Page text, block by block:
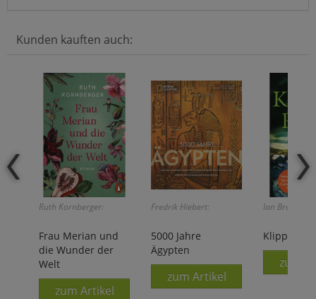
Kunden kauften auch:
Ruth Kornberger:
Frau Merian und
die Wunder der
Welt
zum Artikel
Fredrik Hiebert:
5000 Jahre
Ägypten
zum Artikel
Ian Bray:
zum